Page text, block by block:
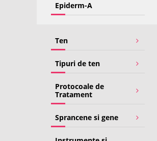
Epiderm-A
Ten
Tipuri de ten
Protocoale de
Tratament
Sprancene si gene